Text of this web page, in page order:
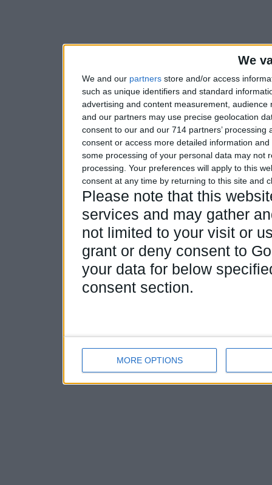
We
We and our partners store and/or access
such as unique identifiers and standard
advertising and content measurement,
and our partners may use precise geolocation
consent to our and our 714 partners’
consent or access more detailed information
some processing of your personal data may not
processing. Your preferences will apply to this
consent at any time by returning to this site and
Please note that this
services and may gather
not limited to your visit or
grant or deny consent to
your data for below
consent section.
MORE OPTIONS